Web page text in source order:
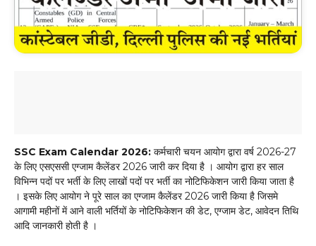
SSC Exam Calendar 2026: कर्मचारी चयन आयोग द्वारा वर्ष 2026-27
के लिए एसएससी एग्जाम कैलेंडर 2026 जारी कर दिया है । आयोग द्वारा हर साल
विभिन्न पदों पर भर्ती के लिए लाखों पदों पर भर्ती का नोटिफिकेशन जारी किया जाता है
। इसके लिए आयोग ने पूरे साल का एग्जाम कैलेंडर 2026 जारी किया है जिसमे
आगामी महीनों में आने वाली भर्तियों के नोटिफिकेशन की डेट, एग्जाम डेट, आवेदन तिथि
आदि जानकारी होती है ।